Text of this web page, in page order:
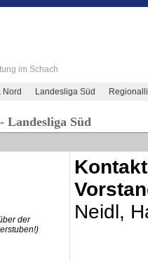
im Schach
Nord Landesliga Süd
Landesliga Süd
der
Neidl,